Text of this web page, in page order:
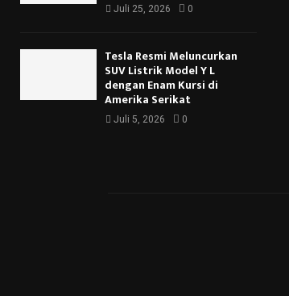
Juli 25, 2026 0
Tesla Resmi Meluncurkan
SUV Listrik Model Y L
dengan Enam Kursi di
Amerika Serikat
Juli 5, 2026 0